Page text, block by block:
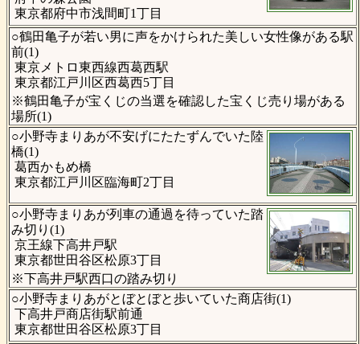
東京都府中市浅間町1丁目
○鶴田亀子が若い男に声をかけられた美しい女性像がある駅
前(1)
東京メトロ東西線西葛西駅
東京都江戸川区西葛西5丁目
※鶴田亀子が宝くじの当選を確認した宝くじ売り場がある
場所(1)
○小野寺まりあが不安げにたたずんでいた陸
橋(1)
葛西かもめ橋
東京都江戸川区臨海町2丁目
○小野寺まりあが列車の通過を待っていた踏
み切り(1)
京王線下高井戸駅
東京都世田谷区松原3丁目
※下高井戸駅西口の踏み切り
○小野寺まりあがとぼとぼと歩いていた商店街(1)
下高井戸商店街駅前通
東京都世田谷区松原3丁目